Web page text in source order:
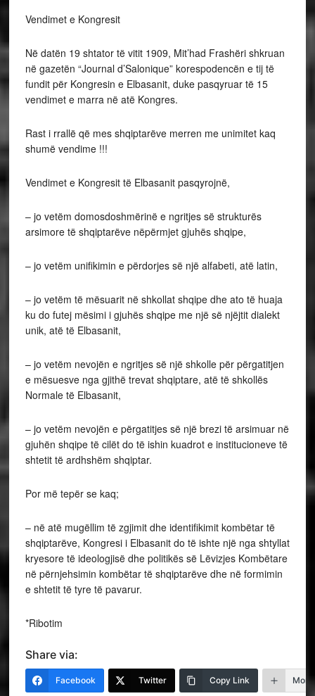
Vendimet e Kongresit
Në datën 19 shtator të vitit 1909, Mit’had Frashëri shkruan
në gazetën “Journal d’Salonique” korespodencën e tij të
fundit për Kongresin e Elbasanit, duke pasqyruar të 15
vendimet e marra në atë Kongres.
Rast i rrallë që mes shqiptarëve merren me unimitet kaq
shumë vendime !!!
Vendimet e Kongresit të Elbasanit pasqyrojnë,
– jo vetëm domosdoshmërinë e ngritjes së strukturës
arsimore të shqiptarëve nëpërmjet gjuhës shqipe,
– jo vetëm unifikimin e përdorjes së një alfabeti, atë latin,
– jo vetëm të mësuarit në shkollat shqipe dhe ato të huaja
ku do futej mësimi i gjuhës shqipe me një së njëjtit dialekt
unik, atë të Elbasanit,
– jo vetëm nevojën e ngritjes së një shkolle për përgatitjen
e mësuesve nga gjithë trevat shqiptare, atë të shkollës
Normale të Elbasanit,
– jo vetëm nevojën e përgatitjes së një brezi të arsimuar në
gjuhën shqipe të cilët do të ishin kuadrot e institucioneve të
shtetit të ardhshëm shqiptar.
Por më tepër se kaq;
– në atë mugëllim të zgjimit dhe identifikimit kombëtar të
shqiptarëve, Kongresi i Elbasanit do të ishte një nga shtyllat
kryesore të ideologjisë dhe politikës së Lëvizjes Kombëtare
në përnjehsimin kombëtar të shqiptarëve dhe në formimin
e shtetit të tyre të pavarur.
*Ribotim
Share via:
Facebook Twitter Copy Link More